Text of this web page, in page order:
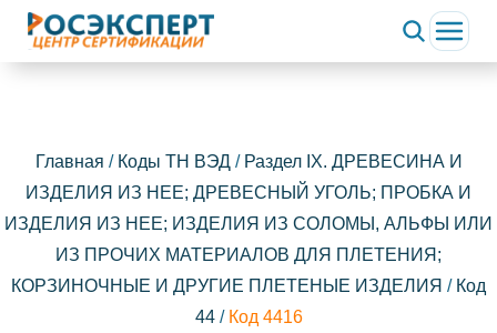
Главная / Коды ТН ВЭД/ Раздел IX. ДРЕВЕСИНА И
ИЗДЕЛИЯ ИЗ НЕЕ; ДРЕВЕСНЫЙ УГОЛЬ; ПРОБКА И
ИЗДЕЛИЯ ИЗ НЕЕ; ИЗДЕЛИЯ ИЗ СОЛОМЫ, АЛЬФЫ ИЛИ
ИЗ ПРОЧИХ МАТЕРИАЛОВ ДЛЯ ПЛЕТЕНИЯ;
КОРЗИНОЧНЫЕ И ДРУГИЕ ПЛЕТЕНЫЕ ИЗДЕЛИЯ / Код
44 / Код 4416